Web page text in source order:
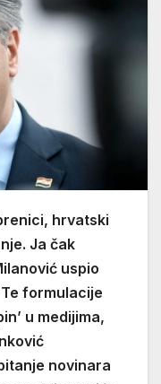
hrvatski
Ja čak
uspio
formulacije
u medijima,
novinara